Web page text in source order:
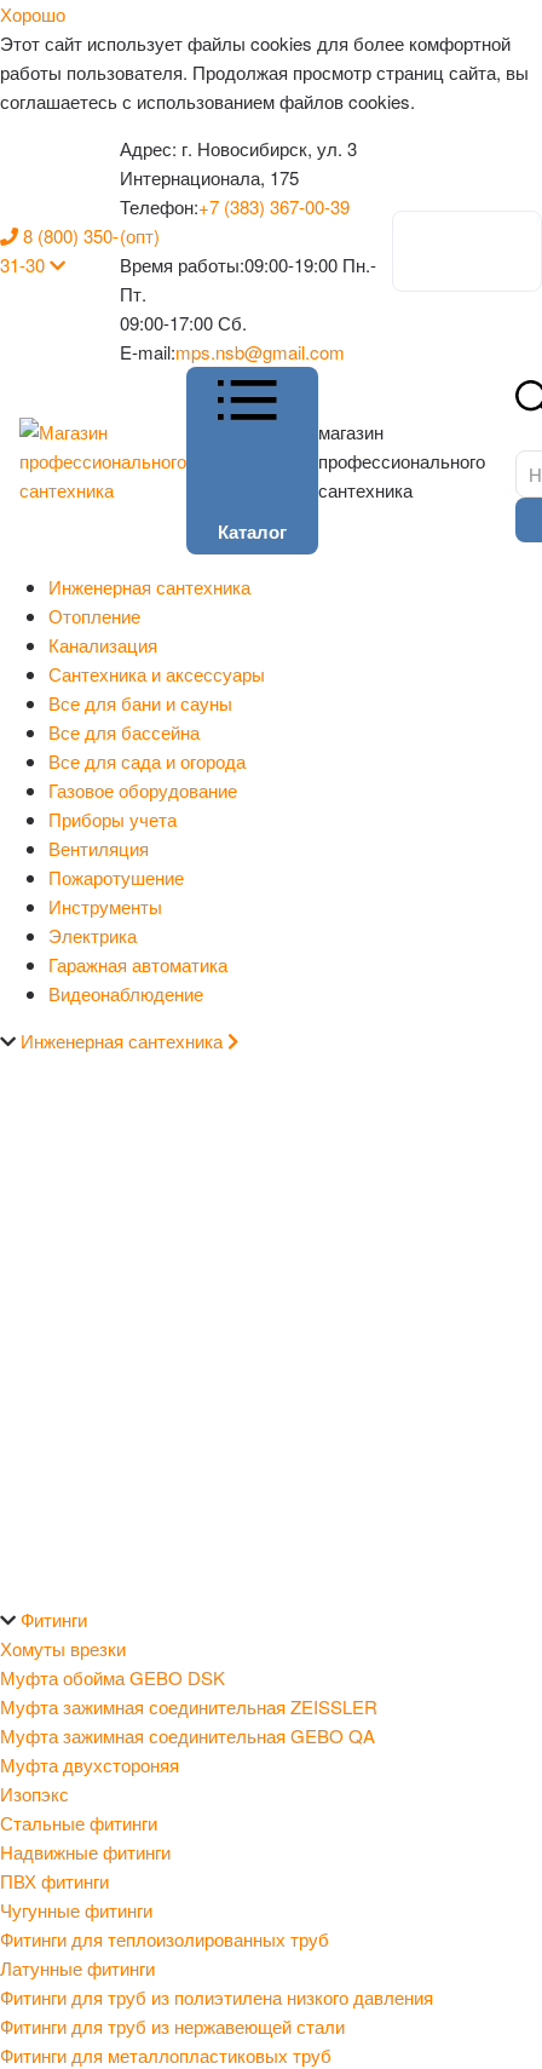
Хорошо
Этот сайт использует файлы cookies для более комфортной
работы пользователя. Продолжая просмотр страниц сайта, вы
соглашаетесь с использованием файлов cookies.
8 (800) 350-
31-30
Адрес: г. Новосибирск, ул. 3
Интернационала, 175
Телефон:+7 (383) 367-00-39
(опт)
Время работы:09:00-19:00 Пн.-
Пт.
09:00-17:00 Сб.
E-mail:mps.nsb@gmail.com
Каталог
магазин
профессионального
сантехника
Инженерная сантехника
Отопление
Канализация
Сантехника и аксессуары
Все для бани и сауны
Все для бассейна
Все для сада и огорода
Газовое оборудование
Приборы учета
Вентиляция
Пожаротушение
Инструменты
Электрика
Гаражная автоматика
Видеонаблюдение
Инженерная сантехника
Фитинги
Хомуты врезки
Муфта обойма GEBO DSK
Муфта зажимная соединительная ZEISSLER
Муфта зажимная соединительная GEBO QA
Муфта двухстороняя
Изопэкс
Стальные фитинги
Надвижные фитинги
ПВХ фитинги
Чугунные фитинги
Фитинги для теплоизолированных труб
Латунные фитинги
Фитинги для труб из полиэтилена низкого давления
Фитинги для труб из нержавеющей стали
Фитинги для металлопластиковых труб